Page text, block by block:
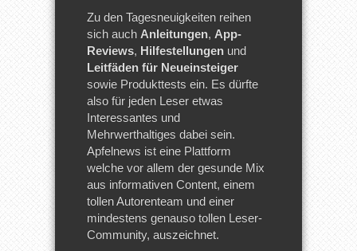
Zu den Tagesneuigkeiten reihen
sich auch Anleitungen, App-
Reviews, Hilfestellungen und
Leitfäden für Neueinsteiger
sowie Produkttests ein. Es dürfte
also für jeden Leser etwas
Interessantes und
Mehrwerthaltiges dabei sein.
Apfelnews ist eine Plattform
welche vor allem der gesunde Mix
aus informativen Content, einem
tollen Autorenteam und einer
mindestens genauso tollen Leser-
Community, auszeichnet.